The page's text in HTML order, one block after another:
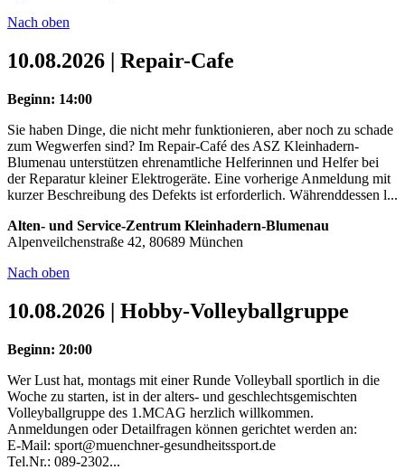
Nach oben
10.08.2026 | Repair-Cafe
Beginn: 14:00
Sie haben Dinge, die nicht mehr funktionieren, aber noch zu schade
zum Wegwerfen sind? Im Repair-Café des ASZ Kleinhadern-
Blumenau unterstützen ehrenamtliche Helferinnen und Helfer bei
der Reparatur kleiner Elektrogeräte. Eine vorherige Anmeldung mit
kurzer Beschreibung des Defekts ist erforderlich. Währenddessen l...
Alten- und Service-Zentrum Kleinhadern-Blumenau
Alpenveilchenstraße 42, 80689 München
Nach oben
10.08.2026 | Hobby-Volleyballgruppe
Beginn: 20:00
Wer Lust hat, montags mit einer Runde Volleyball sportlich in die
Woche zu starten, ist in der alters- und geschlechtsgemischten
Volleyballgruppe des 1.MCAG herzlich willkommen.
Anmeldungen oder Detailfragen können gerichtet werden an:
E-Mail: sport@muenchner-gesundheitssport.de
Tel.Nr.: 089-2302...